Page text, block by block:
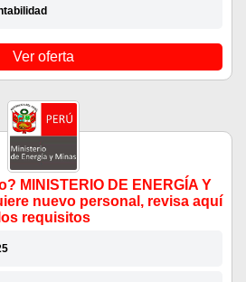
Ver oferta
MINISTERIO DE ENERGÍA Y
nuevo personal, revisa aquí
los requisitos